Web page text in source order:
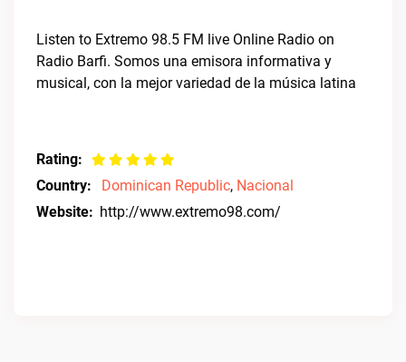
Listen to Extremo 98.5 FM live Online Radio on
Radio Barfi. Somos una emisora informativa y
musical, con la mejor variedad de la música latina
Rating:
Country:
Dominican Republic, Nacional
Website: http://www.extremo98.com/